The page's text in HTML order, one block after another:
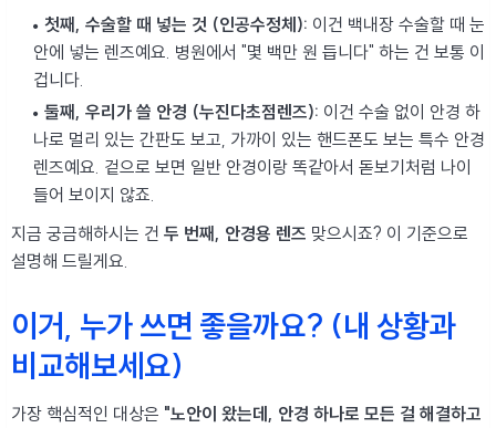
첫째, 수술할 때 넣는 것 (인공수정체): 이건 백내장 수술할 때 눈
안에 넣는 렌즈예요. 병원에서 "몇 백만 원 듭니다" 하는 건 보통 이
겁니다.
둘째, 우리가 쓸 안경 (누진다초점렌즈): 이건 수술 없이 안경 하
나로 멀리 있는 간판도 보고, 가까이 있는 핸드폰도 보는 특수 안경
렌즈예요. 겉으로 보면 일반 안경이랑 똑같아서 돋보기처럼 나이
들어 보이지 않죠.
지금 궁금해하시는 건 두 번째, 안경용 렌즈 맞으시죠? 이 기준으로
설명해 드릴게요.
이거, 누가 쓰면 좋을까요? (내 상황과
비교해보세요)
가장 핵심적인 대상은 "노안이 왔는데, 안경 하나로 모든 걸 해결하고